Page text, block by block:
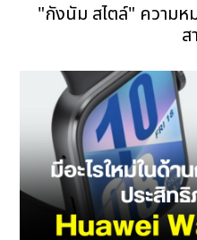
"กังนัม สไตล์" ความห
ส